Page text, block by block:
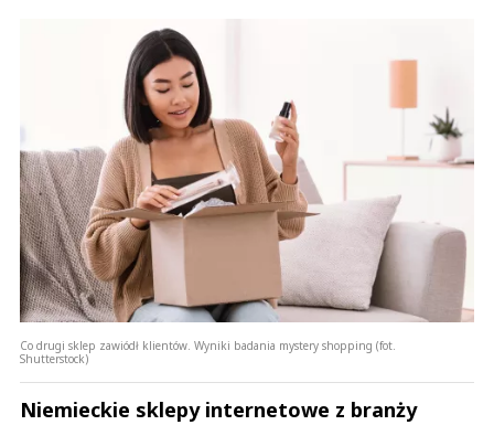
This comment was minimized by the moderator on the site
Kiedy ORLEN zapłaci kary za paskarskie marże na paliwie, gazie i prądzie.
W zeszłym roku straciliśmy na tym jako Polacy prawdopodobnie kilkanaście
miliardów złotych.
Nickt
Odpowiedz
Nie znaleziono komentarzy
Zostaw swoje komentarze
Co drugi sklep zawiódł klientów. Wyniki badania mystery shopping (fot.
Shutterstock)
Niemieckie sklepy internetowe z branży